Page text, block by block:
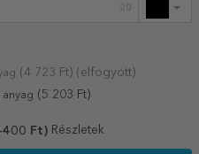
20
( 4 723 Ft) (elfogyott)
(5 203 Ft)
Ft) Részletek